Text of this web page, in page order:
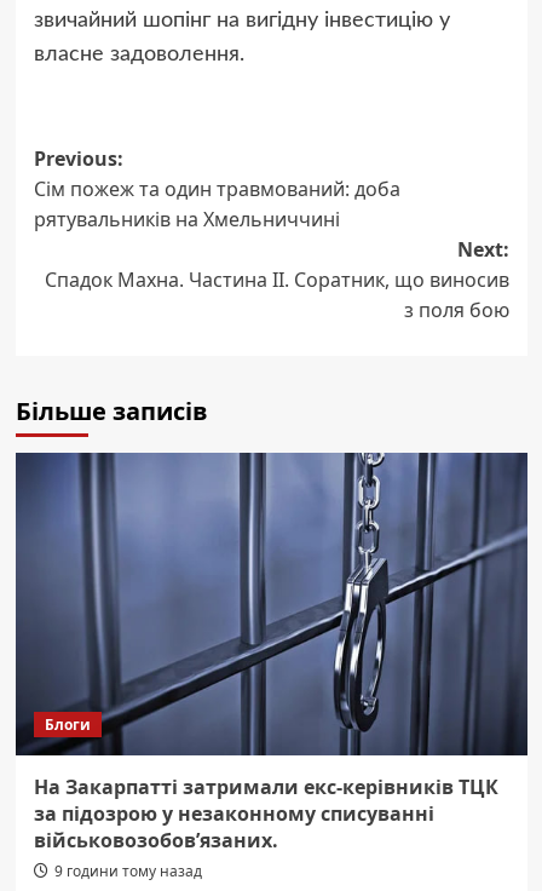
звичайний шопінг на вигідну інвестицію у
власне задоволення.
Post
navigation
Previous:
Сім пожеж та один травмований: доба
рятувальників на Хмельниччині
Next:
Спадок Махна. Частина ІІ. Соратник, що виносив
з поля бою
Більше записів
Блоги
На Закарпатті затримали екс-керівників ТЦК
за підозрою у незаконному списуванні
військовозобов’язаних.
9 години тому назад